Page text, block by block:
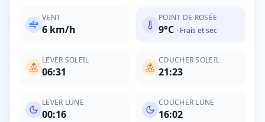
VENT
6 km/h
POINT DE ROSÉE
9°C · Frais et sec
LEVER SOLEIL
06:31
COUCHER SOLEIL
21:23
LEVER LUNE
00:16
COUCHER LUNE
16:02